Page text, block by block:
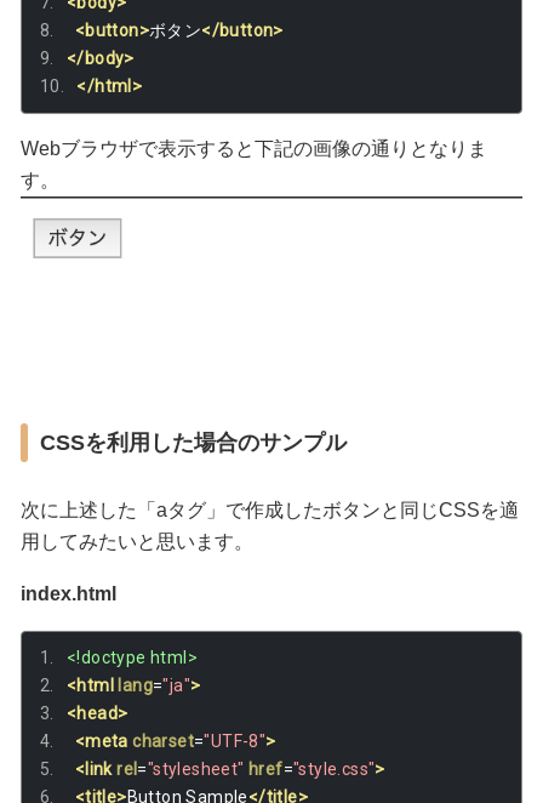
<button>ボタン</button>
</body>
</html>
Webブラウザで表示すると下記の画像の通りとなりま
す。
CSSを利用した場合のサンプル
次に上述した「aタグ」で作成したボタンと同じCSSを適
用してみたいと思います。
index.html
<!doctype html>
<html
lang="ja">
<head>
<meta charset="UTF-8">
<link rel ="stylesheet" href="style.css">
<title>Button Sample</title>